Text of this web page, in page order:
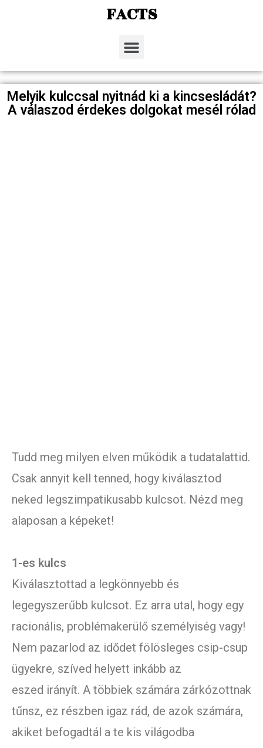
FACTS
Melyik kulccsal nyitnád ki a kincsesládát?
A válaszod érdekes dolgokat mesél rólad
Tudd meg milyen elven működik a tudatalattid.
Csak annyit kell tenned, hogy kiválasztod
neked legszimpatikusabb kulcsot. Nézd meg
alaposan a képeket!
1-es kulcs
Kiválasztottad a legkönnyebb és
legegyszerűbb kulcsot. Ez arra utal, hogy egy
racionális, problémakerülő személyiség vagy!
Nem pazarlod az idődet fölösleges csip-csup
ügyekre, szíved helyett inkább az
eszed irányít. A többiek számára zárkózottnak
tűnsz, ez részben igaz rád, de azok számára,
akiket befogadtál a te kis világodba